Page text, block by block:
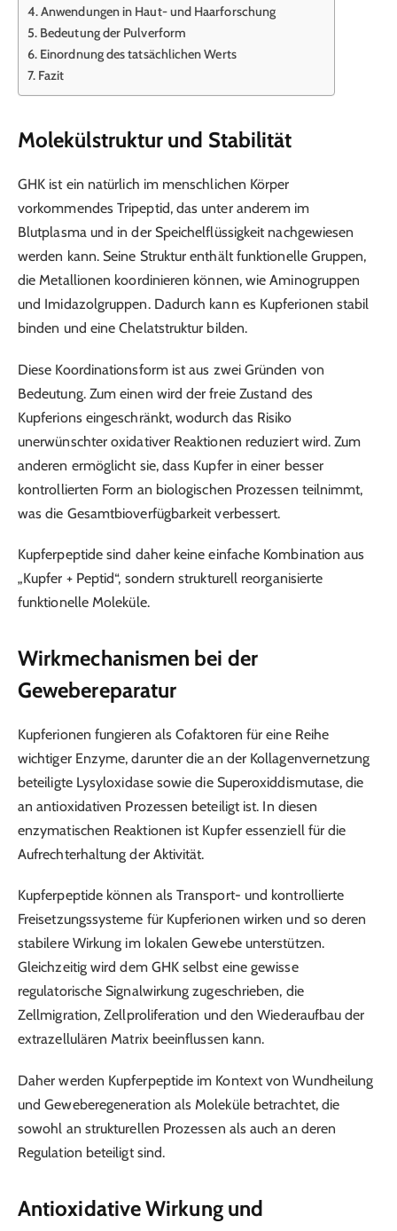
Anwendungen in Haut- und Haarforschung
Bedeutung der Pulverform
Einordnung des tatsächlichen Werts
Fazit
Molekülstruktur und Stabilität
GHK ist ein natürlich im menschlichen Körper
vorkommendes Tripeptid, das unter anderem im
Blutplasma und in der Speichelflüssigkeit nachgewiesen
werden kann. Seine Struktur enthält funktionelle Gruppen,
die Metallionen koordinieren können, wie Aminogruppen
und Imidazolgruppen. Dadurch kann es Kupferionen stabil
binden und eine Chelatstruktur bilden.
Diese Koordinationsform ist aus zwei Gründen von
Bedeutung. Zum einen wird der freie Zustand des
Kupferions eingeschränkt, wodurch das Risiko
unerwünschter oxidativer Reaktionen reduziert wird. Zum
anderen ermöglicht sie, dass Kupfer in einer besser
kontrollierten Form an biologischen Prozessen teilnimmt,
was die Gesamtbioverfügbarkeit verbessert.
Kupferpeptide sind daher keine einfache Kombination aus
„Kupfer + Peptid“, sondern strukturell reorganisierte
funktionelle Moleküle.
Wirkmechanismen bei der
Gewebereparatur
Kupferionen fungieren als Cofaktoren für eine Reihe
wichtiger Enzyme, darunter die an der Kollagenvernetzung
beteiligte Lysyloxidase sowie die Superoxiddismutase, die
an antioxidativen Prozessen beteiligt ist. In diesen
enzymatischen Reaktionen ist Kupfer essenziell für die
Aufrechterhaltung der Aktivität.
Kupferpeptide können als Transport- und kontrollierte
Freisetzungssysteme für Kupferionen wirken und so deren
stabilere Wirkung im lokalen Gewebe unterstützen.
Gleichzeitig wird dem GHK selbst eine gewisse
regulatorische Signalwirkung zugeschrieben, die
Zellmigration, Zellproliferation und den Wiederaufbau der
extrazellulären Matrix beeinflussen kann.
Daher werden Kupferpeptide im Kontext von Wundheilung
und Geweberegeneration als Moleküle betrachtet, die
sowohl an strukturellen Prozessen als auch an deren
Regulation beteiligt sind.
Antioxidative Wirkung und